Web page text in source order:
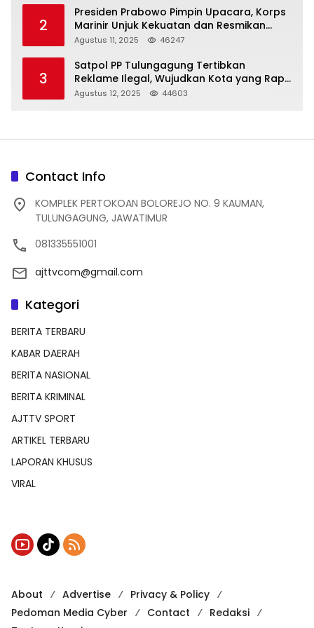
2
Presiden Prabowo Pimpin Upacara, Korps
Marinir Unjuk Kekuatan dan Resmikan
Struktur Baru
Agustus 11, 2025 46247
3
Satpol PP Tulungagung Tertibkan
Reklame Ilegal, Wujudkan Kota yang Rapi
dan Indah
Agustus 12, 2025 44603
Contact Info
KOMPLEK PERTOKOAN BOLOREJO NO. 9 KAUMAN,
TULUNGAGUNG, JAWATIMUR
081335551001
ajttvcom@gmail.com
Kategori
BERITA TERBARU
KABAR DAERAH
BERITA NASIONAL
BERITA KRIMINAL
AJTTV SPORT
ARTIKEL TERBARU
LAPORAN KHUSUS
VIRAL
About Advertise
Privacy & Policy
Pedoman Media Cyber
Contact
Redaksi